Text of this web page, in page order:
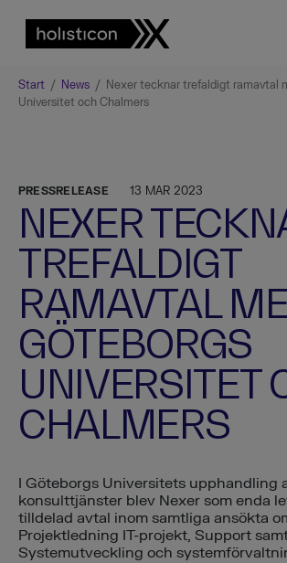
Start / News / Nexer tecknar trefaldigt ramavtal
Universitet och Chalmers
PRESSRELEASE 13 MAR 2023
NEXER
TREFALDIGT
RAMAVTAL
GÖTEBORGS
UNIVERSITET
CHALMERS
I Göteborgs Universitets upphandling
konsulttjänster blev Nexer som enda
tilldelad avtal inom samtliga ansökta
Projektledning IT-projekt, Support
Systemutveckling och